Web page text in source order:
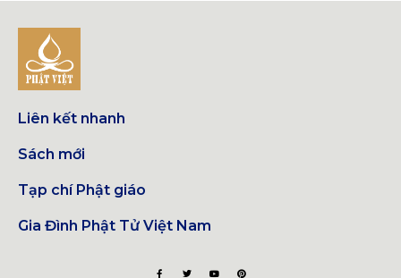
Liên kết nhanh
Sách mới
Tạp chí Phật giáo
Gia Đình Phật Tử Việt Nam